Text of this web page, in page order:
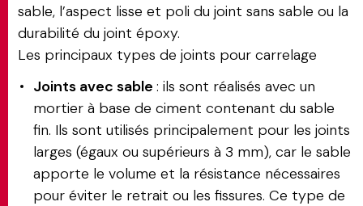
sable, l’aspect lisse et poli du joint sans sable ou la
durabilité du joint époxy.
Les principaux types de joints pour carrelage
Joints avec sable: ils sont réalisés avec un
mortier à base de ciment contenant du sable
fin. Ils sont utilisés principalement pour les joints
larges (égaux ou supérieurs à 3 mm), car le sable
apporte le volume et la résistance nécessaires
pour éviter le retrait ou les fissures. Ce type de